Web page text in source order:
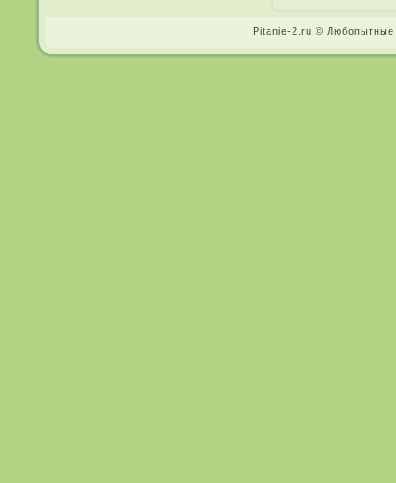
Pitanie-2.ru ©